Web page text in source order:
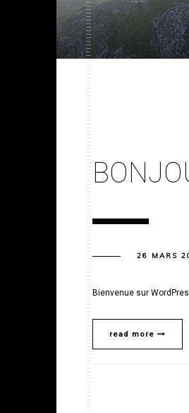
26 MARS
Bienvenue sur
read more